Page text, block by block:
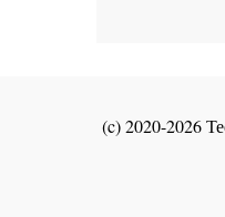
(c) 2020-2026